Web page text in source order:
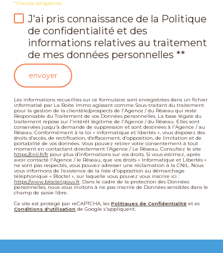
* Champs obligatoires
J'ai pris connaissance de la Politique
de confidentialité et des
informations relatives au traitement
de mes données personnelles **
envoyer
Les informations recueillies sur ce formulaire sont enregistrées dans un fichier
informatisé par La Boite Immo agissant comme Sous-traitant du traitement
pour la gestion de la clientèle/prospects de l'Agence / du Réseau qui reste
Responsable du Traitement de vos Données personnelles. La base légale du
traitement repose sur l'intérêt légitime de l'Agence / du Réseau. Elles sont
conservées jusqu'à demande de suppression et sont destinées à l'Agence / au
Réseau. Conformément à la loi « informatique et libertés », vous disposez des
droits d’accès, de rectification, d’effacement, d’opposition, de limitation et de
portabilité de vos données. Vous pouvez retirer votre consentement à tout
moment en contactant directement l’Agence / Le Réseau. Consultez le site
https://cnil.fr/fr pour plus d’informations sur vos droits. Si vous estimez, après
avoir contacté l'Agence / le Réseau, que vos droits « Informatique et Libertés »
ne sont pas respectés, vous pouvez adresser une réclamation à la CNIL. Nous
vous informons de l’existence de la liste d'opposition au démarchage
téléphonique « Bloctel », sur laquelle vous pouvez vous inscrire ici :
https://www.bloctel.gouv.fr. Dans le cadre de la protection des Données
personnelles, nous vous invitons à ne pas inscrire de Données sensibles dans le
champ de saisie libre.
Ce site est protégé par reCAPTCHA, les Politiques de Confidentialité et es
Conditions d'utilisation de Google s'appliquent.